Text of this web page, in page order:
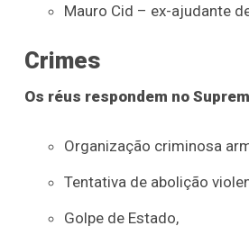
Mauro Cid – ex-ajudante
Crimes
Os réus respondem no
Organização criminosa
Tentativa de abolição
Golpe de Estado,